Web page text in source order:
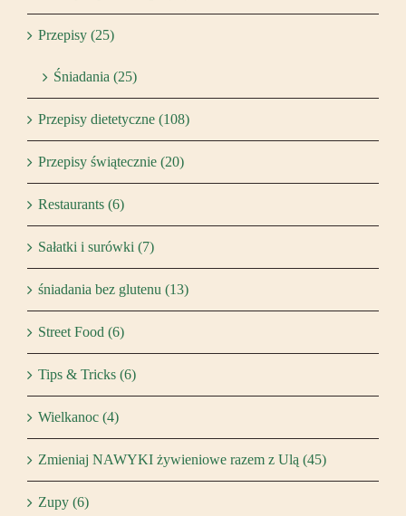
Przepisy (25)
Śniadania (25)
Przepisy dietetyczne (108)
Przepisy świątecznie (20)
Restaurants (6)
Sałatki i surówki (7)
śniadania bez glutenu (13)
Street Food (6)
Tips & Tricks (6)
Wielkanoc (4)
Zmieniaj NAWYKI żywieniowe razem z Ulą (45)
Zupy (6)